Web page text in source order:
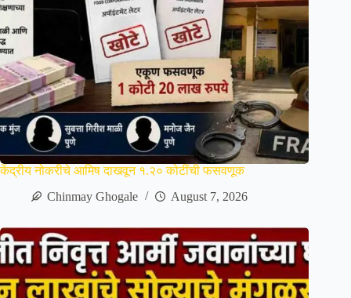
केंद्रीय नोकरीचे आमिष दाखवून १.२० कोटींची फसवणूक
Chinmay Ghogale
August 7, 2026